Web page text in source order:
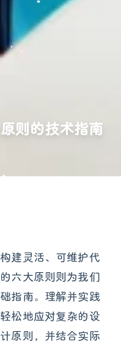
则的技术指南
建灵活、可维护代
六大原则则为我们
指南。理解并实践
松地应对复杂的设
原则，并结合实际